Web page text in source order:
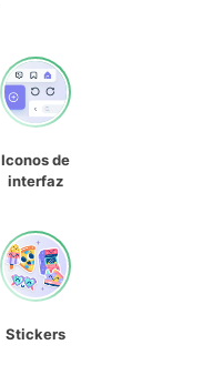
Iconos de
interfaz
Stickers